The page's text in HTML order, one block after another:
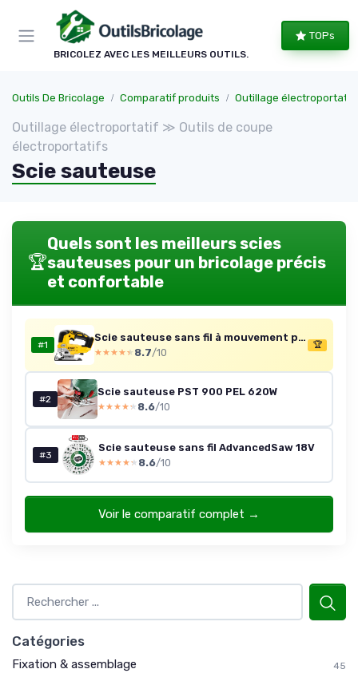
BRICOLEZ AVEC LES MEILLEURS OUTILS.
TOPs
Outils De Bricolage Comparatif produits Outillage électroportatif
Outillage électroportatif ≫ Outils de coupe
électroportatifs
Scie sauteuse
🏆
Quels sont les meilleurs scies
sauteuses pour un bricolage précis
et confortable
#1
Scie sauteuse sans fil à mouvement pendulaire 18V Brushless Solo - sans batterie, sans chargeur - DCS334N-XJ Simple
★★★★★
★★★★★ 8.7/10
🏆
#2
Scie sauteuse PST 900 PEL 620W
★★★★★
★★★★★ 8.6/10
#3
Scie sauteuse sans fil AdvancedSaw 18V
★★★★★
★★★★★ 8.6/10
Voir le comparatif complet →
Catégories
Fixation & assemblage 45
Panneau de gestion des cookies